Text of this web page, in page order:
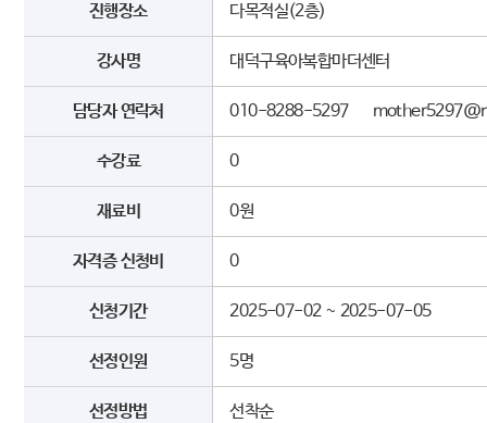
진행장소 다목적실(2층)
강사명 대덕구육아복합마더센터
담당자 연락처 010-8288-5297
수강료 0
재료비 0원
자격증 신청비 0
신청기간 2025-07-02 ~ 2025-07-05
선정인원 5명
선정방법 선착순